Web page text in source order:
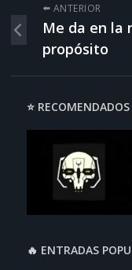
⬅️ ANTERIOR
Me da en la
propósito
⭐ RECOMENDADOS
🔥 ENTRADAS